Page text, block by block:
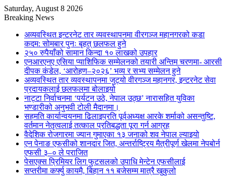
Saturday, August 8 2026
Breaking News
अव्यवस्थित इन्टरनेट तार व्यवस्थापनमा वीरगञ्ज महानगरको कडा
कदम: सोमबार पुनः बृहत् छलफल हुने
२५० रुपैयाँको सामान किन्दा १० लाखको उपहार
एनआरएनए एसिया प्याशिफिक सम्मेलनको तयारी अन्तिम चरणमा- आरसी
दीपक कंडेल, ‘आरोहण–२०२६’ भव्य र सभ्य सम्मेलन हुने
अव्यवस्थित तार व्यवस्थापनमा जुट्यो वीरगञ्ज महानगर, इन्टरनेट सेवा
प्रदायकलाई छलफलमा बोलाइयो
नाट्टा निर्वाचनमा ‘पर्यटन उठे, नेपाल उठ्छ’ नारासहित युविका
भण्डारीको अनुभवी टोली मैदानमा।
सहमति कार्यान्वयनमा ढिलाइप्रति पूर्वअध्यक्ष आरके शर्माको असन्तुष्टि,
वर्तमान नेतृत्वलाई तत्काल प्रतिबद्धता पूरा गर्न आग्रह
वैदेशिक रोजगारमा ज्यान गुमाएका १३ जनाको शव नेपाल ल्याइयो
एन पेनाङ एफसीको शानदार जित, अन्तर्राष्ट्रिय मैत्रीपूर्ण खेलमा नेपबोर्न
एफसी ३–० ले पराजित
पेसएक्स प्रिमियर लिग फुटसलको उपाधि मेन्टेन एफसीलाई
सप्तरीमा कर्फ्यु कायमै, बिहान ११ बजेसम्म मात्रै खुकुलो